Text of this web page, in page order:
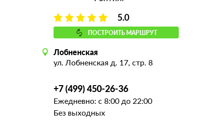
5.0
ПОСТРОИТЬ МАРШРУТ
Лобненская
ул. Лобненская д. 17, стр. 8
+7 (499) 450-26-36
Ежедневно: с 8:00 до 22:00
Без выходных